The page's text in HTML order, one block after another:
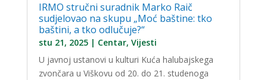
IRMO stručni suradnik Marko Raič
sudjelovao na skupu „Moć baštine: tko
baštini, a tko odlučuje?“
stu 21, 2025| Centar, Vijesti
U javnoj ustanovi u kulturi Kuća halubajskega
zvončara u Viškovu od 20. do 21. studenoga